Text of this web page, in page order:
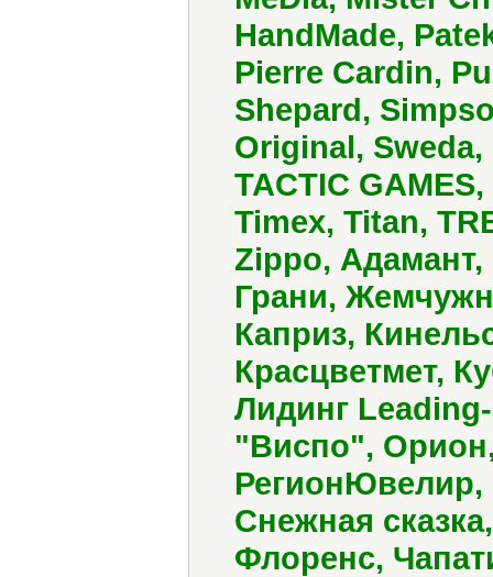
HandMade,
Pierre Cardin,
Shepard,
Original,
TACTIC
Timex, Titan,
Zippo,
Грани,
Каприз,
Красцветмет,
Лидинг
"Виспо",
Снежная
Флоренс,